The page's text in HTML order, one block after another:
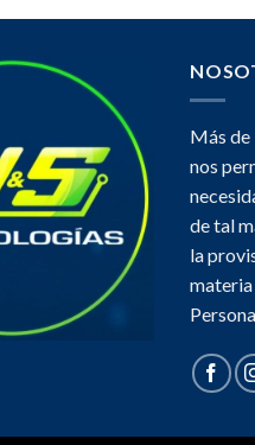
Más de
nos
de tal
la